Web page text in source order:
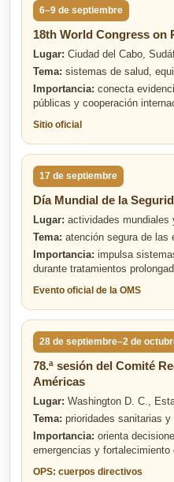
6–9 de septiembre
18th World Congress on
Lugar: Ciudad del Cabo,
Tema: sistemas de salud,
Importancia: conecta
públicas y cooperación
Sitio oficial
17 de septiembre
Día Mundial de la
Lugar: actividades mundiales
Tema: atención segura de las
Importancia: impulsa
durante tratamientos
Evento oficial de la OMS
28 de septiembre–2 de
78.ª sesión del Comité
Américas
Lugar: Washington D. C.,
Tema: prioridades sanitarias y
Importancia: orienta
emergencias y
OPS: cuerpos directivos